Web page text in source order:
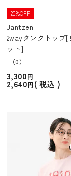
20%OFF
Jantzen
2wayタンクトップ
ット]
（0）
3,300
2,640 税込